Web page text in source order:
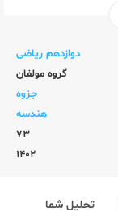
دوازدهم ریاضی
گروه مولفان
جزوه
هندسه
73
1402
تحلیل شما